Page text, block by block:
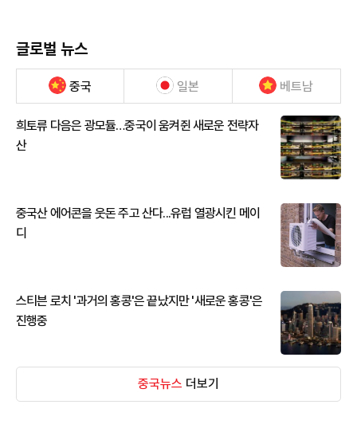
글로벌 뉴스
중국 일본 베트남
희토류 다음은 광모듈…중국이 움켜쥔 새로운 전략자
산
중국산 에어콘을 웃돈 주고 산다...유럽 열광시킨 메이
디
스티븐 로치 '과거의 홍콩'은 끝났지만 '새로운 홍콩'은
진행중
중국뉴스 더보기